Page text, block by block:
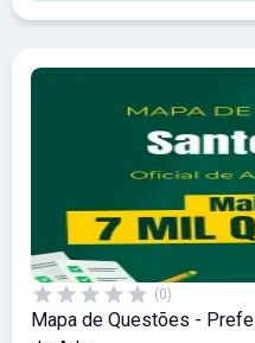
(0)
Mapa de Questões -